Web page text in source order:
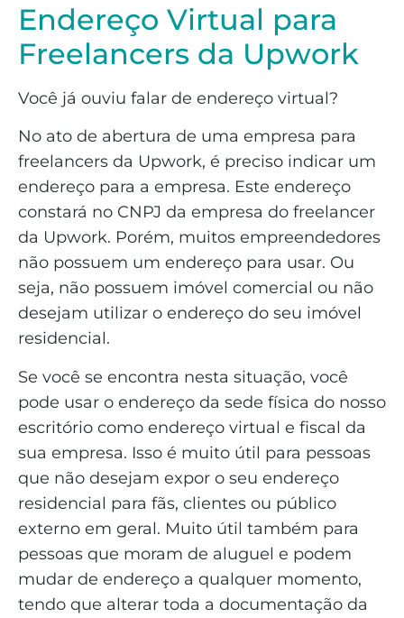
Endereço Virtual para
Freelancers da Upwork
Você já ouviu falar de endereço virtual?
No ato de abertura de uma empresa para
freelancers da Upwork, é preciso indicar um
endereço para a empresa. Este endereço
constará no CNPJ da empresa do freelancer
da Upwork. Porém, muitos empreendedores
não possuem um endereço para usar. Ou
seja, não possuem imóvel comercial ou não
desejam utilizar o endereço do seu imóvel
residencial.
Se você se encontra nesta situação, você
pode usar o endereço da sede física do nosso
escritório como endereço virtual e fiscal da
sua empresa. Isso é muito útil para pessoas
que não desejam expor o seu endereço
residencial para fãs, clientes ou público
externo em geral. Muito útil também para
pessoas que moram de aluguel e podem
mudar de endereço a qualquer momento,
tendo que alterar toda a documentação da